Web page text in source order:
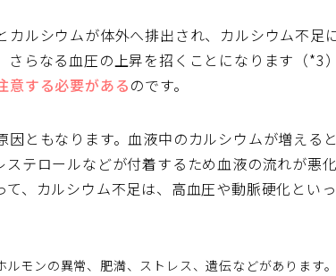
ルシウムが体外へ排出され、カルシウム不足
らなる血圧の上昇を招くことになります（*3
意する必要があるのです。
ともなります。血液中のカルシウムが増える
テロールなどが付着するため血液の流れが悪
、カルシウム不足は、高血圧や動脈硬化とい
ルモンの異常、肥満、ストレス、遺伝などがありま